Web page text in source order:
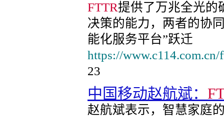
FTTR提供了万兆全光的
决策的能力，两者的协
能化服务平台”跃迁
https://
23
中国移动赵航斌：
赵航斌表示，智慧家庭